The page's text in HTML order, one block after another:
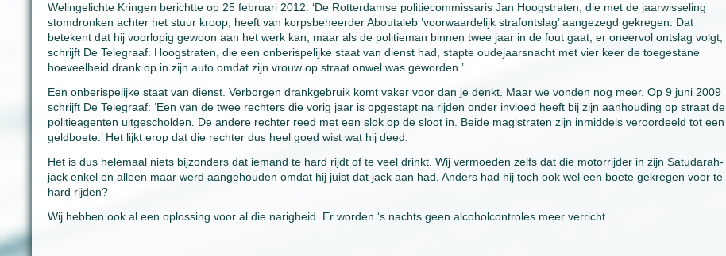
Welingelichte Kringen berichtte op 25 februari 2012: ‘De Rotterdamse politiecommissaris Jan Hoogstraten, die met de jaarwisseling
stomdronken achter het stuur kroop, heeft van korpsbeheerder Aboutaleb ’voorwaardelijk strafontslag’ aangezegd gekregen. Dat
betekent dat hij voorlopig gewoon aan het werk kan, maar als de politieman binnen twee jaar in de fout gaat, er oneervol ontslag volgt,
schrijft De Telegraaf. Hoogstraten, die een onberispelijke staat van dienst had, stapte oudejaarsnacht met vier keer de toegestane
hoeveelheid drank op in zijn auto omdat zijn vrouw op straat onwel was geworden.’
Een onberispelijke staat van dienst. Verborgen drankgebruik komt vaker voor dan je denkt. Maar we vonden nog meer. Op 9 juni 2009
schrijft De Telegraaf: ‘Een van de twee rechters die vorig jaar is opgestapt na rijden onder invloed heeft bij zijn aanhouding op straat de
politieagenten uitgescholden. De andere rechter reed met een slok op de sloot in. Beide magistraten zijn inmiddels veroordeeld tot een
geldboete.’ Het lijkt erop dat die rechter dus heel goed wist wat hij deed.
Het is dus helemaal niets bijzonders dat iemand te hard rijdt of te veel drinkt. Wij vermoeden zelfs dat die motorrijder in zijn Satudarah-
jack enkel en alleen maar werd aangehouden omdat hij juist dat jack aan had. Anders had hij toch ook wel een boete gekregen voor te
hard rijden?
Wij hebben ook al een oplossing voor al die narigheid. Er worden ‘s nachts geen alcoholcontroles meer verricht.